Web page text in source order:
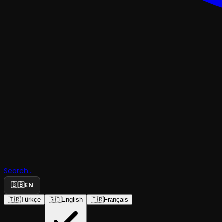
Search...
🇬🇧EN
🇹🇷Türkçe 🇬🇧English 🇫🇷Français
Sesi ile